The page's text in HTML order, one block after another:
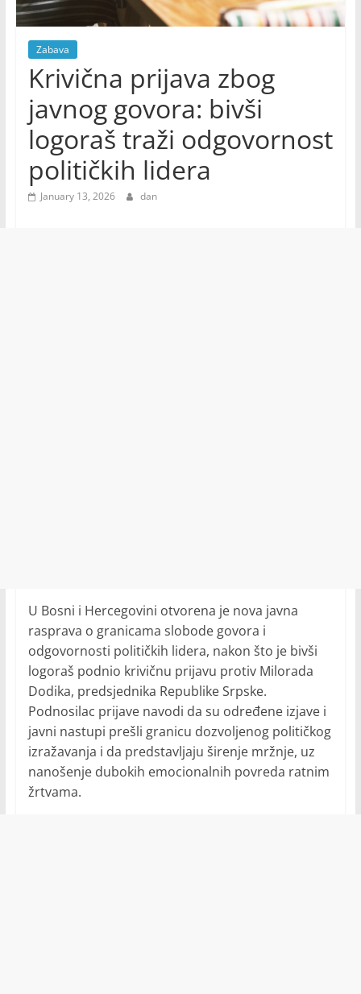
Zabava
Krivična prijava zbog
javnog govora: bivši
logoraš traži odgovornost
političkih lidera
January 13, 2026 dan
U Bosni i Hercegovini otvorena je nova javna
rasprava o granicama slobode govora i
odgovornosti političkih lidera, nakon što je bivši
logoraš podnio krivičnu prijavu protiv Milorada
Dodika, predsjednika Republike Srpske.
Podnosilac prijave navodi da su određene izjave i
javni nastupi prešli granicu dozvoljenog političkog
izražavanja i da predstavljaju širenje mržnje, uz
nanošenje dubokih emocionalnih povreda ratnim
žrtvama.